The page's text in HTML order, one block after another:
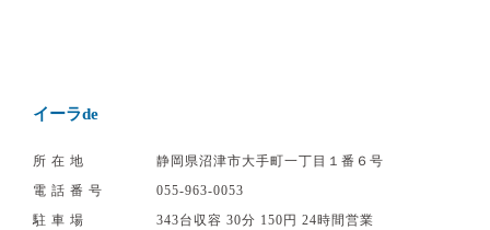
イーラde
所在地
静岡県沼津市大手町一丁目１番６号
電話番号
055‐963‐0053
駐車場
343台収容 30分 150円 24時間営業